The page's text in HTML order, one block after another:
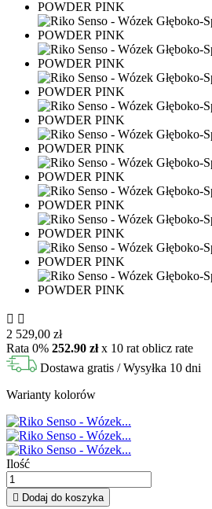
 
2 529,00 zł
Rata 0% 252.90 złx 10 rat oblicz rate
Dostawa gratis / Wysyłka 10 dni
Warianty kolorów
Ilość
 Dodaj do koszyka